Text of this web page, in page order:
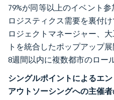
79%が同等以上のイベント
ロジスティクス需要を裏付
ロジェクトマネージャー、
トを統合したポップアップ
8週間以内に複数都市のロー
シングルポイントによるエ
アウトソーシングへの主催